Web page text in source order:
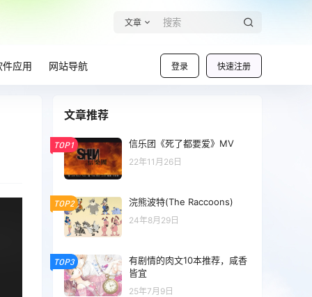
文章
登录 快速注册
件应用 网站导航
文章推荐
TOP1 信乐团《死了都要爱》MV
22年11月26日
TOP2 浣熊波特(The Raccoons)
24年8月29日
TOP3
有剧情的肉文10本推荐，咸香
皆宜
25年7月9日